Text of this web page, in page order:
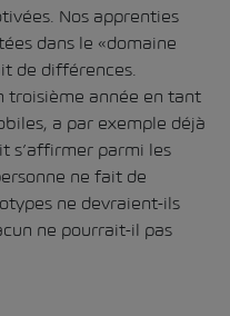
Nos apprenties
dans le «domaine
de différences.
troisième année en tant
a par exemple déjà
s’affirmer parmi les
ne fait de
ne devraient-ils
ne pourrait-il pas